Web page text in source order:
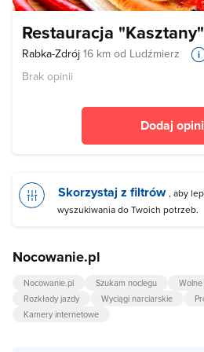
Restauracja
Rabka-Zdrój 16 km od Ludźmierz
Brak opinii
Dodaj
Skorzystaj z filtrów , aby
wyszukiwania do Twoich potrzeb.
Nocowanie.pl
Nocowanie.pl Szukam noclegu
Rozkłady jazdy
Wyciągi narciarskie
Kamery internetowe